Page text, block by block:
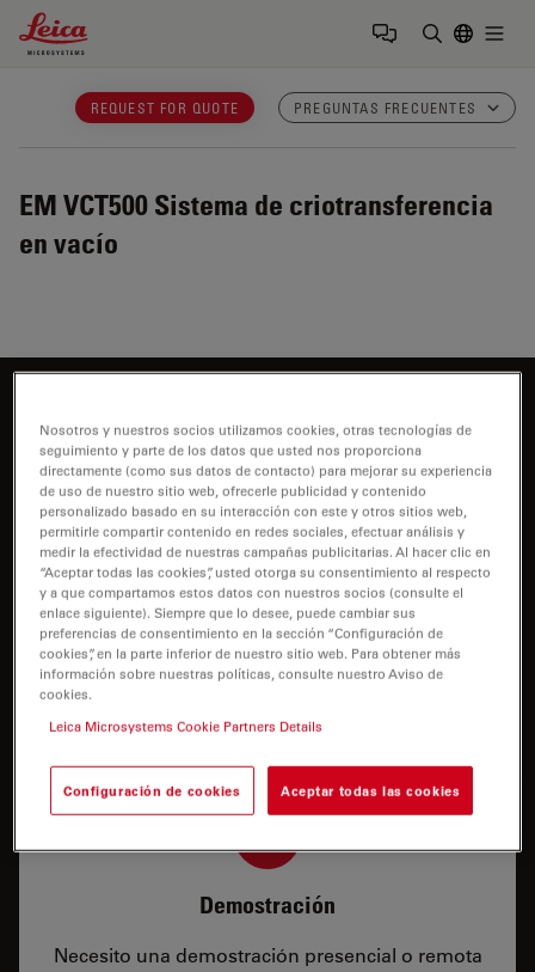
Leica Microsystems Logo
REQUEST FOR QUOTE PREGUNTAS FRECUENTES
EM VCT500 Sistema de criotransferencia
en vacío
Hable con nuestros expertos
Precio
Necesito una configuración o información de
precios
Demostración
Necesito una demostración presencial o remota
Nosotros y nuestros socios utilizamos cookies, otras tecnologías de
seguimiento y parte de los datos que usted nos proporciona
directamente (como sus datos de contacto) para mejorar su experiencia
de uso de nuestro sitio web, ofrecerle publicidad y contenido
personalizado basado en su interacción con este y otros sitios web,
permitirle compartir contenido en redes sociales, efectuar análisis y
medir la efectividad de nuestras campañas publicitarias. Al hacer clic en
“Aceptar todas las cookies”, usted otorga su consentimiento al respecto
y a que compartamos estos datos con nuestros socios (consulte el
enlace siguiente). Siempre que lo desee, puede cambiar sus
preferencias de consentimiento en la sección “Configuración de
cookies”, en la parte inferior de nuestro sitio web. Para obtener más
información sobre nuestras políticas, consulte nuestro Aviso de
cookies.
Leica Microsystems Cookie Partners Details
Configuración de cookies Aceptar todas las cookies